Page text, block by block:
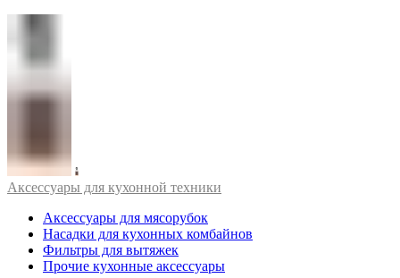
Аксессуары для кухонной техники
Аксессуары для мясорубок
Насадки для кухонных комбайнов
Фильтры для вытяжек
Прочие кухонные аксессуары